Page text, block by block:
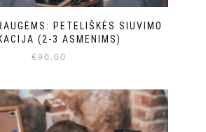
PETELIŠKĖS SIUVIMO
(2-3 ASMENIMS)
€90.00